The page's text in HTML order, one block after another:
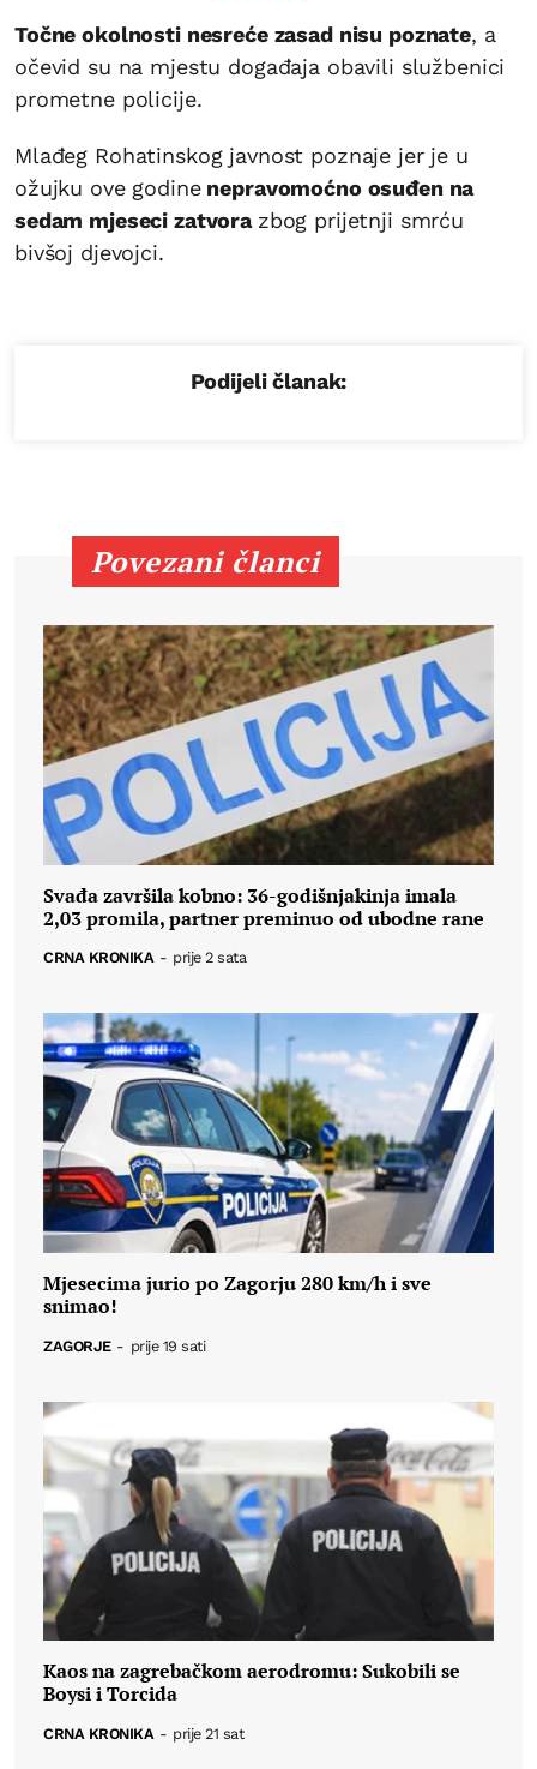
Točne okolnosti nesreće zasad nisu poznate, a
očevid su na mjestu događaja obavili službenici
prometne policije.
Mlađeg Rohatinskog javnost poznaje jer je u
ožujku ove godinenepravomoćno osuđen na
sedam mjeseci zatvora zbog prijetnji smrću
bivšoj djevojci.
Podijeli članak:
Povezani članci
Svađa završila kobno: 36-godišnjakinja imala
2,03 promila, partner preminuo od ubodne rane
CRNA KRONIKA - prije 2 sata
Mjesecima jurio po Zagorju 280 km/h i sve
snimao!
ZAGORJE - prije 19 sati
Kaos na zagrebačkom aerodromu: Sukobili se
Boysi i Torcida
CRNA KRONIKA - prije 21 sat